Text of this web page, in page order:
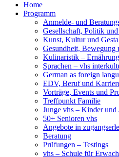
Home
Programm
Anmelde- und
Gesellschaft, Politik
Kunst, Kultur und
Gesundheit, Bewegung
Kulinaristik – Ernährung
Sprachen – vhs
German as foreign
EDV, Beruf und
Vorträge, Events und
Treffpunkt Familie
Junge vhs – Kinder und
50+ Senioren vhs
Angebote in
Beratung
Prüfungen – Testings
vhs – Schule für